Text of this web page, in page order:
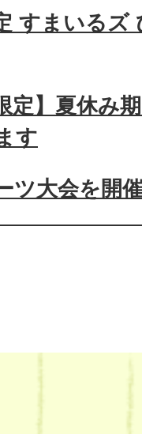
すまいるズ
定】夏休み
す
ツ大会を開